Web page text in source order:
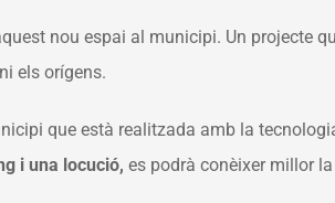
nou espai al municipi. Un projecte
els orígens.
que està realitzada amb la
i una locució, es podrà conèixer millor